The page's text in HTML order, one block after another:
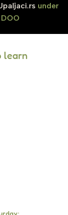
under
learn